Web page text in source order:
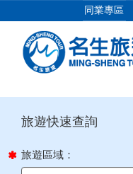
同業專區
日本專館
郵輪假期
目前位置： 首頁
旅遊區域：